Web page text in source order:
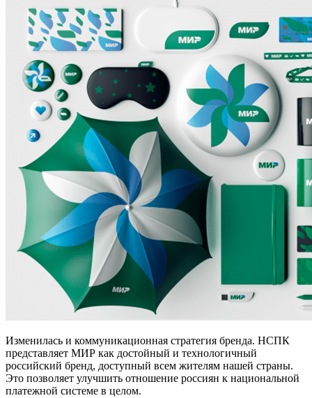
Изменилась и коммуникационная стратегия бренда. НСПК
представляет МИР как достойный и технологичный
российский бренд, доступный всем жителям нашей страны.
Это позволяет улучшить отношение россиян к национальной
платежной системе в целом.